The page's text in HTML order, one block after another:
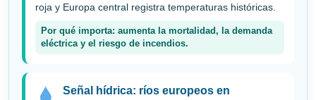
roja y Europa central registra temperaturas históricas.
Por qué importa: aumenta la mortalidad, la demanda
eléctrica y el riesgo de incendios.
Señal hídrica: ríos europeos en